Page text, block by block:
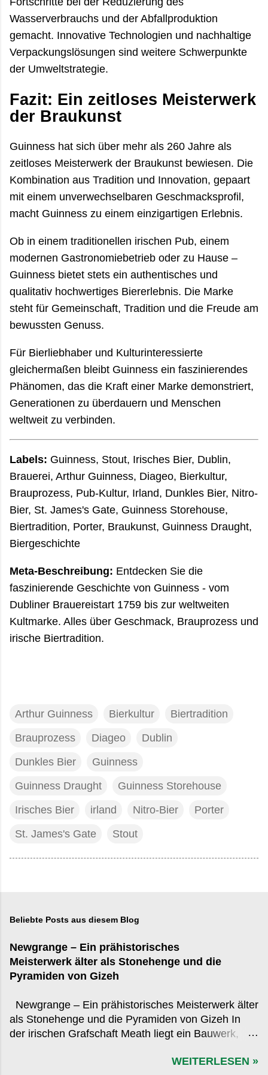
Wasserverbrauchs und der Abfallproduktion
gemacht. Innovative Technologien und nachhaltige
Verpackungslösungen sind weitere Schwerpunkte
der Umweltstrategie.
Fazit: Ein zeitloses Meisterwerk
der Braukunst
Guinness hat sich über mehr als 260 Jahre als
zeitloses Meisterwerk der Braukunst bewiesen. Die
Kombination aus Tradition und Innovation, gepaart
mit einem unverwechselbaren Geschmacksprofil,
macht Guinness zu einem einzigartigen Erlebnis.
Ob in einem traditionellen irischen Pub, einem
modernen Gastronomiebetrieb oder zu Hause –
Guinness bietet stets ein authentisches und
qualitativ hochwertiges Biererlebnis. Die Marke
steht für Gemeinschaft, Tradition und die Freude am
bewussten Genuss.
Für Bierliebhaber und Kulturinteressierte
gleichermaßen bleibt Guinness ein faszinierendes
Phänomen, das die Kraft einer Marke demonstriert,
Generationen zu überdauern und Menschen
weltweit zu verbinden.
Labels: Guinness, Stout, Irisches Bier, Dublin,
Brauerei, Arthur Guinness, Diageo, Bierkultur,
Brauprozess, Pub-Kultur, Irland, Dunkles Bier, Nitro-
Bier, St. James's Gate, Guinness Storehouse,
Biertradition, Porter, Braukunst, Guinness Draught,
Biergeschichte
Meta-Beschreibung: Entdecken Sie die
faszinierende Geschichte von Guinness - vom
Dubliner Brauereistart 1759 bis zur weltweiten
Kultmarke. Alles über Geschmack, Brauprozess und
irische Biertradition.
Arthur Guinness Bierkultur
Biertradition
Brauprozess
Diageo
Dublin
Dunkles Bier
Guinness
Guinness Draught
Guinness Storehouse
Irisches Bier
irland Nitro-Bier
Porter
St. James's Gate
Stout
Beliebte Posts aus diesem Blog
Newgrange – Ein prähistorisches
Meisterwerk älter als Stonehenge und die
Pyramiden von Gizeh
Newgrange – Ein prähistorisches Meisterwerk älter
als Stonehenge und die Pyramiden von Gizeh In
der irischen Grafschaft Meath liegt ein Bauwerk,
bekannteren Monumenten der Antike zurücksteht,
WEITERLESEN »